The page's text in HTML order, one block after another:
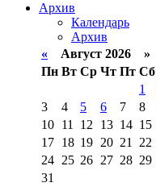
Архив
Календарь
Архив
« Август 2026 »
Пн Вт Ср Чт Пт Сб
1
3
4 5 6 7 8
10 11 12 13 14 15
17 18 19 20 21 22
24 25 26 27 28 29
31